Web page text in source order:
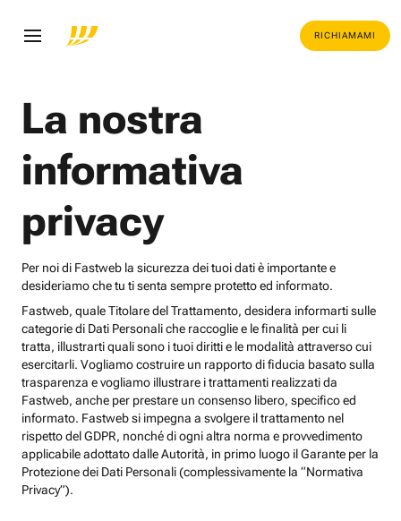
RICHIAMAMI
La nostra
informativa
privacy
Per noi di Fastweb la sicurezza dei tuoi dati è importante e
desideriamo che tu ti senta sempre protetto ed informato.
Fastweb, quale Titolare del Trattamento, desidera informarti sulle
categorie di Dati Personali che raccoglie e le finalità per cui li
tratta, illustrarti quali sono i tuoi diritti e le modalità attraverso cui
esercitarli. Vogliamo costruire un rapporto di fiducia basato sulla
trasparenza e vogliamo illustrare i trattamenti realizzati da
Fastweb, anche per prestare un consenso libero, specifico ed
informato. Fastweb si impegna a svolgere il trattamento nel
rispetto del GDPR, nonché di ogni altra norma e provvedimento
applicabile adottato dalle Autorità, in primo luogo il Garante per la
Protezione dei Dati Personali (complessivamente la “Normativa
Privacy”).